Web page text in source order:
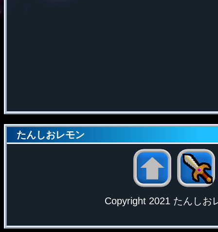
たんしおレモン
Copyright 2021 たんしお